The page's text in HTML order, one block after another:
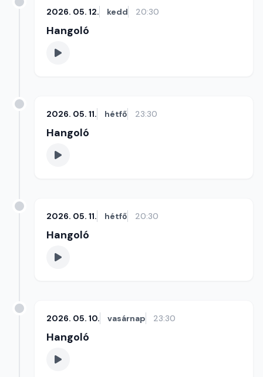
2026. 05. 12. kedd 20:30
Hangoló
2026. 05. 11. hétfő 23:30
Hangoló
2026. 05. 11. hétfő 20:30
Hangoló
2026. 05. 10. vasárnap 23:30
Hangoló